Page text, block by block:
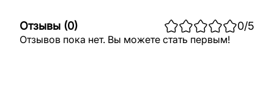
Отзывы (0) 0/5
Отзывов пока нет. Вы можете стать первым!